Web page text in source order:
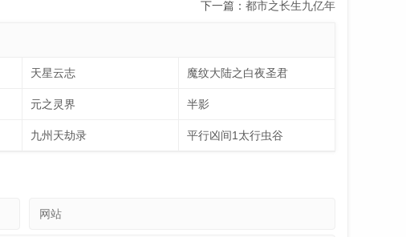
下一篇： 都市之长生九亿年
天星云志 魔纹大陆之白夜圣君
元之灵界 半影
九州天劫录 平行凶间1太行虫谷